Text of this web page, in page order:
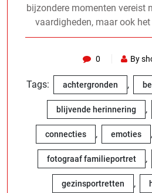
bijzondere momenten vereist
vaardigheden, maar ook
0 By
Tags: achtergronden ,
blijvende herinnering ,
connecties , emoties ,
fotograaf familieportret ,
gezinsportretten ,